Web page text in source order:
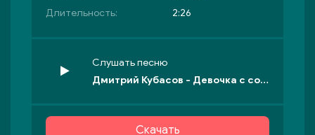
Длительность:
2:26
Слушать песню
Дмитрий Кубасов - Девочка с соседней улицы
Скачать